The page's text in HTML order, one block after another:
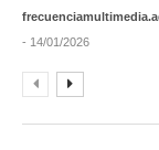
- 14/01/2026